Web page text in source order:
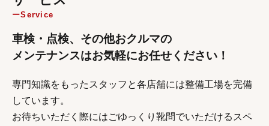
Service
車検・点検、その他おクルマの
メンテナンスはお気軽にお任せください！
専門知識をもったスタッフと各店舗には整備工場を完備
しています。
お待ちいただく際にはごゆっくり靴問でいただけるスペ